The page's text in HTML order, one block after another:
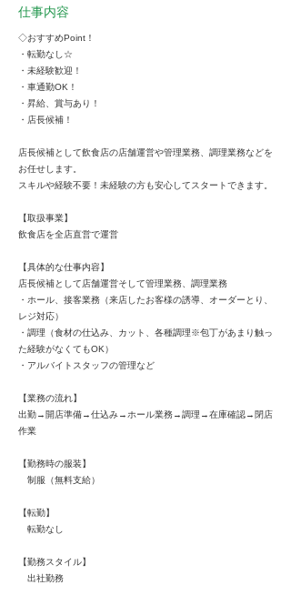
仕事内容
◇おすすめPoint！
・転勤なし☆
・未経験歓迎！
・車通勤OK！
・昇給、賞与あり！
・店長候補！
店長候補として飲食店の店舗運営や管理業務、調理業務などを
お任せします。
スキルや経験不要！未経験の方も安心してスタートできます。
【取扱事業】
飲食店を全店直営で運営
【具体的な仕事内容】
店長候補として店舗運営そして管理業務、調理業務
・ホール、接客業務（来店したお客様の誘導、オーダーとり、
レジ対応）
・調理（食材の仕込み、カット、各種調理※包丁があまり触っ
た経験がなくてもOK）
・アルバイトスタッフの管理など
【業務の流れ】
出勤→開店準備→仕込み→ホール業務→調理→在庫確認→閉店
作業
【勤務時の服装】
制服（無料支給）
【転勤】
転勤なし
【勤務スタイル】
出社勤務